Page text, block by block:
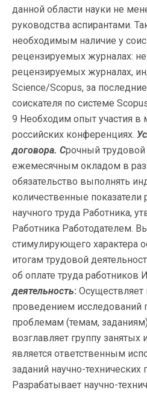
данной области науки не
руководства аспирантами.
необходимым наличие у
рецензируемых журналах:
рецензируемых журналах,
Science/Scopus, за
соискателя по системе
9 Необходим опыт участия
российских конференциях.
договора. Срочный трудовой
ежемесячным окладом в
обязательство выполнять
количественные показатели
научного труда Работника,
Работника Работодателем.
стимулирующего характера
итогам трудовой
об оплате труда
деятельность: Осуществляет
проведением исследований
проблемам (темам,
возглавляет группу
является ответственным
заданий научно-технических
Разрабатывает научно-